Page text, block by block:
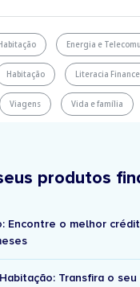
Energia e
Habitação Literacia
Viagens Vida e família
produtos
Encontre o melhor
Transfira o